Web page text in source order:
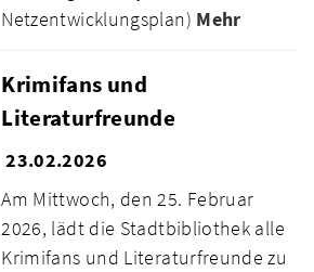
Netzentwicklungsplan) Mehr
Krimifans und
Literaturfreunde
23.02.2026
Am Mittwoch, den 25. Februar
2026, lädt die Stadtbibliothek alle
Krimifans und Literaturfreunde zu